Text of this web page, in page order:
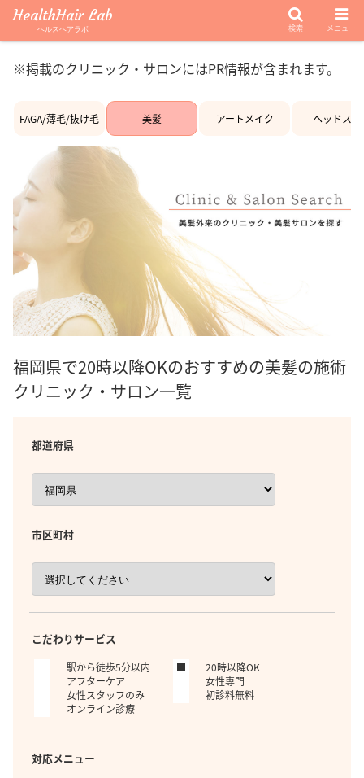
※掲載のクリニック・サロンにはPR情報が含まれます。
FAGA/薄毛/抜け毛 美髪 アートメイク ヘッドスパ
福岡県で20時以降OKのおすすめの美髪の施術
クリニック・サロン一覧
都道府県
市区町村
こだわりサービス
駅から徒歩5分以内
20時以降OK
アフターケア
女性専門
女性スタッフのみ
初診料無料
オンライン診療
対応メニュー
HealthHair Lab
ヘルスヘアラボ 検索 メニュー